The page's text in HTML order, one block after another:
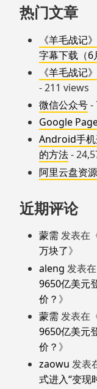
热门文章
《羊毛战记
字幕下载（6
《羊毛战记
- 211 views
微信公众号-
Google
Android手
的方法-
阿里云盘资源
近期评论
蒙需 发表在
万块了》
aleng 发表
9650亿美元
价？ 》
蒙需 发表在
9650亿美元
价？ 》
zaowu 发表
式进入“变现